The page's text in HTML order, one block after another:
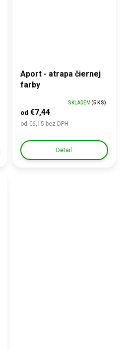
Aport - atrapa čiernej
farby
od €6,15 bez DPH
od €7,44
SKLADEM (5 KS)
Detail